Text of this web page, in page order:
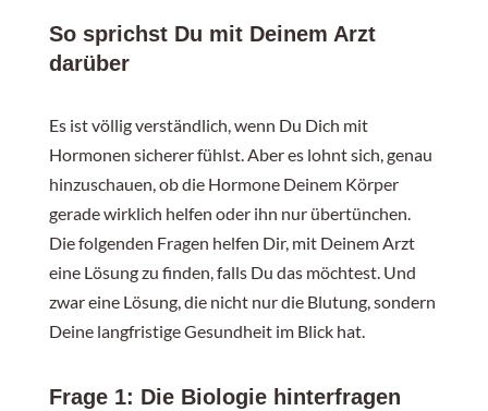
Wichtig zu wissen:
So sprichst Du mit Deinem Arzt
darüber
Es ist völlig verständlich, wenn Du Dich mit
Hormonen sicherer fühlst. Aber es lohnt sich, genau
hinzuschauen, ob die Hormone Deinem Körper
gerade wirklich helfen oder ihn nur übertünchen.
Die folgenden Fragen helfen Dir, mit Deinem Arzt
eine Lösung zu finden, falls Du das möchtest. Und
zwar eine Lösung, die nicht nur die Blutung, sondern
Deine langfristige Gesundheit im Blick hat.
Frage 1: Die Biologie hinterfragen